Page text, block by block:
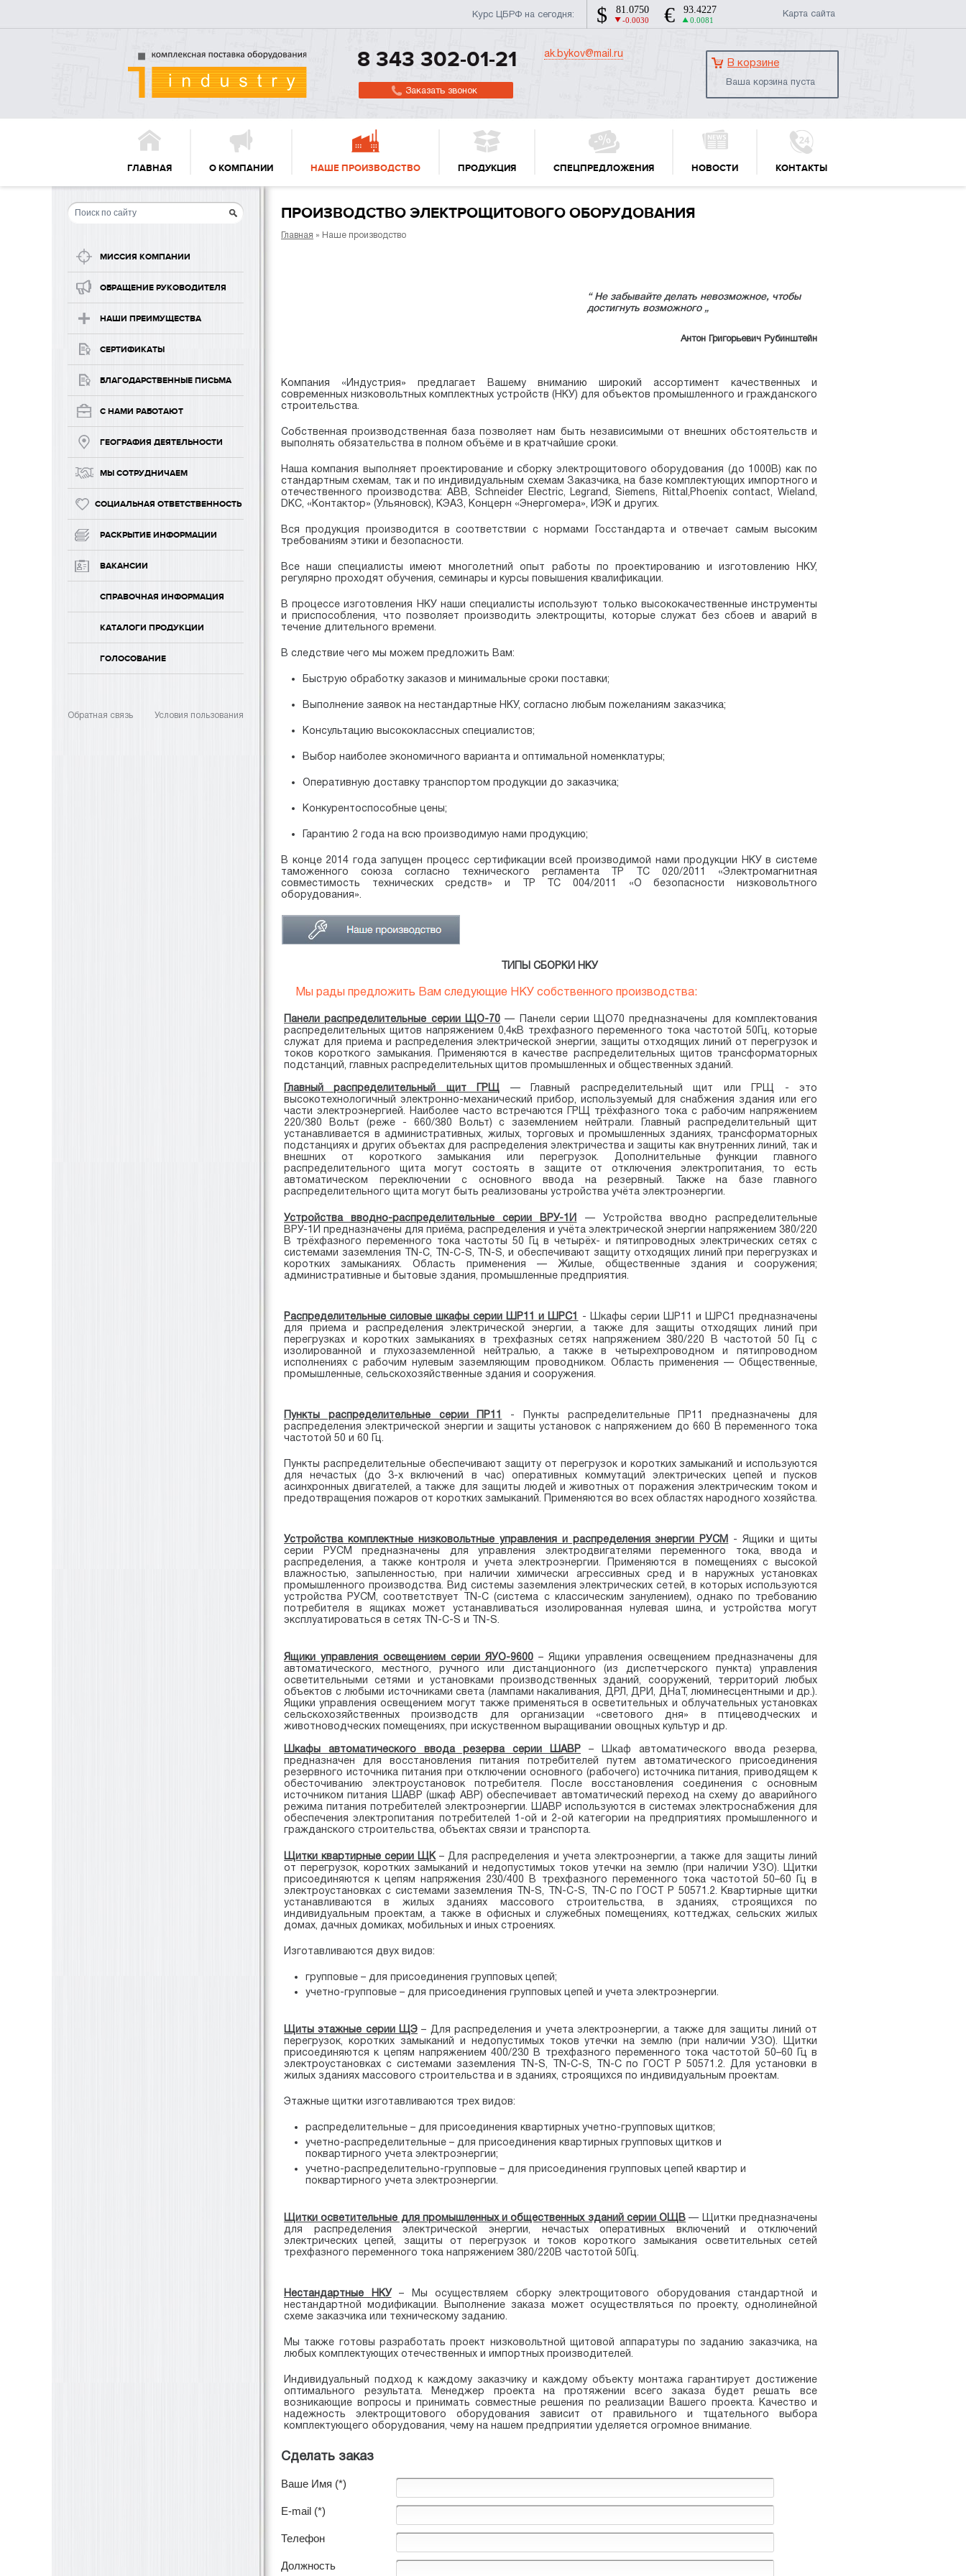
Курс ЦБРФ на сегодня: Карта сайта
8 343 302-01-21
Заказать звонок
ak.bykov@mail.ru
В корзине
Ваша корзина пуста
ГЛАВНАЯ О КОМПАНИИ НАШЕ ПРОИЗВОДСТВО ПРОДУКЦИЯ СПЕЦПРЕДЛОЖЕНИЯ НОВОСТИ КОНТАКТЫ
МИССИЯ КОМПАНИИ
ОБРАЩЕНИЕ РУКОВОДИТЕЛЯ
НАШИ ПРЕИМУЩЕСТВА
СЕРТИФИКАТЫ
БЛАГОДАРСТВЕННЫЕ ПИСЬМА
С НАМИ РАБОТАЮТ
ГЕОГРАФИЯ ДЕЯТЕЛЬНОСТИ
МЫ СОТРУДНИЧАЕМ
СОЦИАЛЬНАЯ ОТВЕТСТВЕННОСТЬ
РАСКРЫТИЕ ИНФОРМАЦИИ
ВАКАНСИИ
СПРАВОЧНАЯ ИНФОРМАЦИЯ
КАТАЛОГИ ПРОДУКЦИИ
ГОЛОСОВАНИЕ
Обратная связь Условия пользования
ПРОИЗВОДСТВО ЭЛЕКТРОЩИТОВОГО ОБОРУДОВАНИЯ
Главная » Наше производство
“ Не забывайте делать невозможное, чтобы
достигнуть возможного „
Антон Григорьевич Рубинштейн
Компания «Индустрия» предлагает Вашему вниманию широкий ассортимент качественных и
современных низковольтных комплектных устройств (НКУ) для объектов промышленного и гражданского
строительства.
Собственная производственная база позволяет нам быть независимыми от внешних обстоятельств и
выполнять обязательства в полном объёме и в кратчайшие сроки.
Наша компания выполняет проектирование и сборку электрощитового оборудования (до 1000В) как по
стандартным схемам, так и по индивидуальным схемам Заказчика, на базе комплектующих импортного и
отечественного производства: ABB, Schneider Electric, Legrand, Siemens, Rittal,Phoenix contact, Wieland,
DKC, «Контактор» (Ульяновск), КЭАЗ, Концерн «Энергомера», ИЭК и других.
Вся продукция производится в соответствии с нормами Госстандарта и отвечает самым высоким
требованиям этики и безопасности.
Все наши специалисты имеют многолетний опыт работы по проектированию и изготовлению НКУ,
регулярно проходят обучения, семинары и курсы повышения квалификации.
В процессе изготовления НКУ наши специалисты используют только высококачественные инструменты
и приспособления, что позволяет производить электрощиты, которые служат без сбоев и аварий в
течение длительного времени.
В следствие чего мы можем предложить Вам:
Быструю обработку заказов и минимальные сроки поставки;
Выполнение заявок на нестандартные НКУ, согласно любым пожеланиям заказчика;
Консультацию высококлассных специалистов;
Выбор наиболее экономичного варианта и оптимальной номенклатуры;
Оперативную доставку транспортом продукции до заказчика;
Конкурентоспособные цены;
Гарантию 2 года на всю производимую нами продукцию;
В конце 2014 года запущен процесс сертификации всей производимой нами продукции НКУ в системе
таможенного союза согласно технического регламента ТР ТС 020/2011 «Электромагнитная
совместимость технических средств» и ТР ТС 004/2011 «О безопасности низковольтного
оборудования».
ТИПЫ СБОРКИ НКУ
Мы рады предложить Вам следующие НКУ собственного производства:
Панели распределительные серии ЩО-70— Панели серии ЩО70 предназначены для комплектования
распределительных щитов напряжением 0,4кВ трехфазного переменного тока частотой 50Гц, которые
служат для приема и распределения электрической энергии, защиты отходящих линий от перегрузок и
токов короткого замыкания. Применяются в качестве распределительных щитов трансформаторных
подстанций, главных распределительных щитов промышленных и общественных зданий.
Главный распределительный щит ГРЩ —
Главный распределительный щит или ГРЩ - это
высокотехнологичный электронно-механический прибор, используемый для снабжения здания или его
части электроэнергией. Наиболее часто встречаются ГРЩ трёхфазного тока с рабочим напряжением
220/380 Вольт (реже - 660/380 Вольт) с заземлением нейтрали. Главный распределительный щит
устанавливается в административных, жилых, торговых и промышленных зданиях, трансформаторных
подстанциях и других объектах для распределения электричества и защиты как внутренних линий, так и
внешних от короткого замыкания или перегрузок. Дополнительные функции главного
распределительного щита могут состоять в защите от отключения электропитания, то есть
автоматическом переключении с основного ввода на резервный. Также на базе главного
распределительного щита могут быть реализованы устройства учёта электроэнергии.
Устройства вводно-распределительные серии ВРУ-1И — Устройства вводно распределительные
ВРУ-1И предназначены для приёма, распределения и учёта электрической энергии напряжением 380/220
В трёхфазного переменного тока частоты 50 Гц в четырёх- и пятипроводных электрических сетях с
системами заземления TN-C, TN-C-S, TN-S, и обеспечивают защиту отходящих линий при перегрузках и
коротких замыканиях. Область применения — Жилые, общественные здания и сооружения;
административные и бытовые здания, промышленные предприятия
Распределительные силовые шкафы серии ШР11 и ШРС1 - Шкафы серии ШР11 и ШРС1предназначены
для приема и распределения электрической энергии, а также для защиты отходящих линий при
перегрузках и коротких замыканиях в трехфазных сетях напряжением 380/220 В частотой 50 Гц с
изолированной и глухозаземленной нейтралью, а также в четырехпроводном и пятипроводном
исполнениях с рабочим нулевым заземляющим проводником. Область применения —Общественные,
промышленные, сельскохозяйственные здания и сооружения.
Пункты распределительные серии ПР11
- Пункты распределительные ПР11 предназначены для
распределения электрической энергии и защиты установок с напряжением до 660 В переменного тока
частотой 50 и 60 Гц.
Пункты распределительные обеспечивают защиту от перегрузок и коротких замыканий и используются
для нечастых (до 3-х включений в час) оперативных коммутаций электрических цепей и пусков
асинхронных двигателей, а также для защиты людей и животных от поражения электрическим током и
предотвращения пожаров от коротких замыканий. Применяются во всех областях народного хозяйства.
Устройства комплектные низковольтные управления и распределения энергии РУСМ
- Ящики и щиты
серии РУСМ предназначены для управления электродвигателями переменного тока, ввода и
распределения, а также контроля и учета электроэнергии. Применяются в помещениях с высокой
влажностью, запыленностью, при наличии химически агрессивных сред и в наружных установках
промышленного производства. Вид системы заземления электрических сетей, в которых используются
устройства РУСМ, соответствует TN-C (система с классическим занулением), однако по требованию
потребителя в ящиках может устанавливаться изолированная нулевая шина, и устройства могут
эксплуатироваться в сетях TN-C-S и TN-S.
Ящики управления освещением серии ЯУО-9600 – Ящики управления освещением предназначены для
автоматического, местного, ручного или дистанционного (из диспетчерского пункта) управления
осветительными сетями и установками производственных зданий, сооружений, территорий любых
объектов с любыми источниками света (лампами накаливания, ДРЛ, ДРИ, ДНаТ, люминесцентными и др.).
Ящики управления освещением могут также применяться в осветительных и облучательных установках
сельскохозяйственных производств для организации «светового дня» в птицеводческих и
животноводческих помещениях, при искуственном выращивании овощных культур и др.
Шкафы автоматического ввода резерва серии ШАВР – Шкаф автоматического ввода резерва,
предназначен для восстановления питания потребителей путем автоматического присоединения
резервного источника питания при отключении основного (рабочего) источника питания, приводящем к
обесточиванию электроустановок потребителя. После восстановления соединения с основным
источником питания ШАВР (шкаф АВР) обеспечивает автоматический переход на схему до аварийного
режима питания потребителей электроэнергии. ШАВР используются в системах электроснабжения для
обеспечения электропитания потребителей 1-ой и 2-ой категории на предприятиях промышленного и
гражданского строительства, объектах связи и транспорта.
Щитки квартирные серии ЩК – Для распределения и учета электроэнергии, а также для защиты линий
от перегрузок, коротких замыканий и недопустимых токов утечки на землю (при наличии УЗО). Щитки
присоединяются к цепям напряжения 230/400 В трехфазного переменного тока частотой 50–60 Гц в
электроустановках с системами заземления TN-S, TN-C-S, TN-C по ГОСТ Р 50571.2. Квартирные щитки
устанавливаются в жилых зданиях массового строительства, в зданиях, строящихся по
индивидуальным проектам, а также в офисных и служебных помещениях, коттеджах, сельских жилых
домах, дачных домиках, мобильных и иных строениях.
Изготавливаются двух видов:
групповые – для присоединения групповых цепей;
учетно-групповые – для присоединения групповых цепей и учета электроэнергии.
Щиты этажные серии ЩЭ – Для распределения и учета электроэнергии, а также для защиты линий от
перегрузок, коротких замыканий и недопустимых токов утечки на землю (при наличии УЗО). Щитки
присоединяются к цепям напряжением 400/230 В трехфазного переменного тока частотой 50–60 Гц в
электроустановках с системами заземления TN-S, TN-C-S, TN-C по ГОСТ Р 50571.2. Для установки в
жилых зданиях массового строительства и в зданиях, строящихся по индивидуальным проектам.
Этажные щитки изготавливаются трех видов:
распределительные – для присоединения квартирных учетно-групповых щитков;
учетно-распределительные – для присоединения квартирных групповых щитков и
поквартирного учета электроэнергии;
учетно-распределительно-групповые – для присоединения групповых цепей квартир и
поквартирного учета электроэнергии.
Щитки осветительные для промышленных и общественных зданий серии ОЩВ — Щитки предназначены
для распределения электрической энергии, нечастых оперативных включений и отключений
электрических цепей, защиты от перегрузок и токов короткого замыкания осветительных сетей
трехфазного переменного тока напряжением 380/220В частотой 50Гц.
Нестандартные НКУ– Мы осуществляем сборку электрощитового оборудования стандартной и
нестандартной модификации. Выполнение заказа может осуществляться по проекту, однолинейной
схеме заказчика или техническому заданию.
Мы также готовы разработать проект низковольтной щитовой аппаратуры по заданию заказчика, на
любых комплектующих отечественных и импортных производителей.
Индивидуальный подход к каждому заказчику и каждому объекту монтажа гарантирует достижение
оптимального результата. Менеджер проекта на протяжении всего заказа будет решать все
возникающие вопросы и принимать совместные решения по реализации Вашего проекта. Качество и
надежность электрощитового оборудования зависит от правильного и тщательного выбора
комплектующего оборудования, чему на нашем предприятии уделяется огромное внимание.
Сделать заказ
Ваше Имя (*)
E-mail (*)
Телефон
Должность